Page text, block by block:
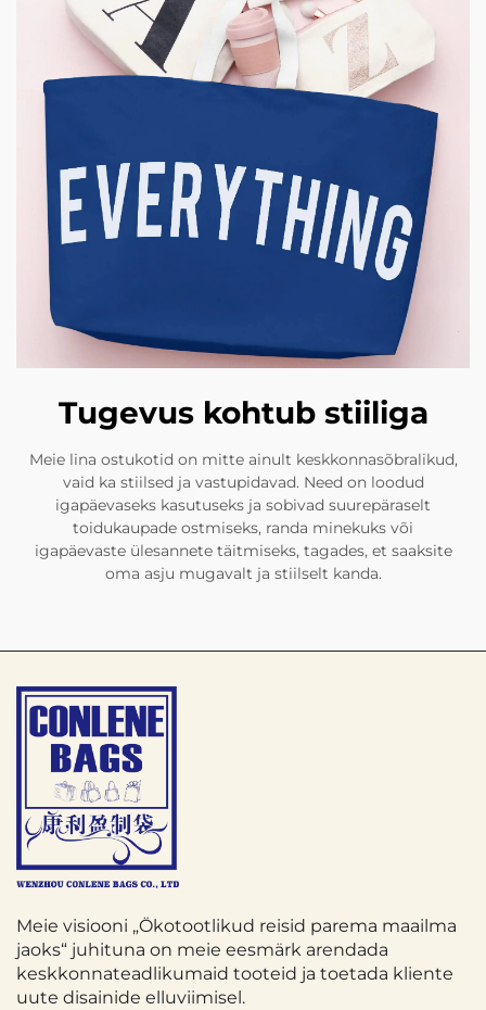
Tugevus kohtub stiiliga
Meie lina ostukotid on mitte ainult keskkonnasõbralikud,
vaid ka stiilsed ja vastupidavad. Need on loodud
igapäevaseks kasutuseks ja sobivad suurepäraselt
toidukaupade ostmiseks, randa minekuks või
igapäevaste ülesannete täitmiseks, tagades, et saaksite
oma asju mugavalt ja stiilselt kanda.
Meie visiooni „Ökotootlikud reisid parema maailma
jaoks“ juhituna on meie eesmärk arendada
keskkonnateadlikumaid tooteid ja toetada kliente
uute disainide elluviimisel.